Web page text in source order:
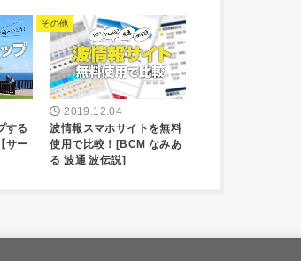
する
サー
その他
2019.12.04
波情報スマホサイトを無料
使用で比較！[BCM なみあ
る 波通 波伝説]